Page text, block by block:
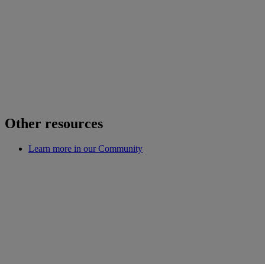
Other resources
Learn more in our Community